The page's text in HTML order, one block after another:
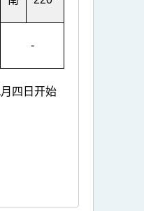
-
四日开始